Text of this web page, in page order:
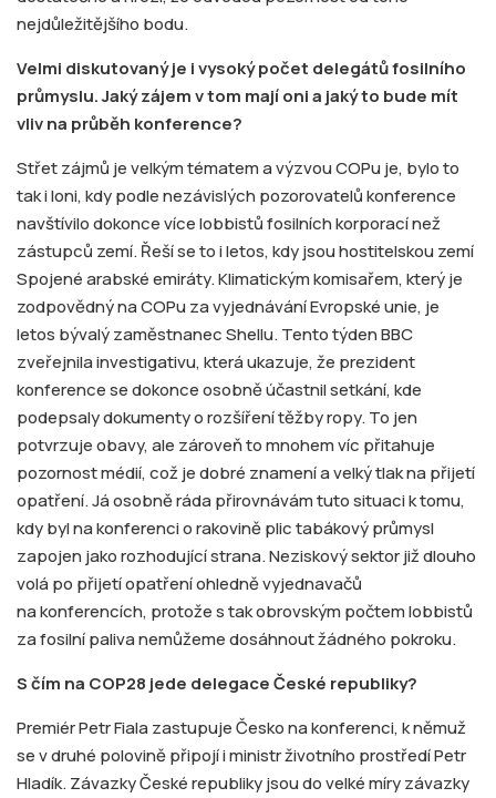
nejdůležitějšího bodu.
Velmi diskutovaný je i vysoký počet delegátů fosilního
průmyslu. Jaký zájem v tom mají oni a jaký to bude mít
vliv na průběh konference?
Střet zájmů je velkým tématem a výzvou COPu je, bylo to
tak i loni, kdy podle nezávislých pozorovatelů konference
navštívilo dokonce více lobbistů fosilních korporací než
zástupců zemí. Řeší se to i letos, kdy jsou hostitelskou zemí
Spojené arabské emiráty. Klimatickým komisařem, který je
zodpovědný na COPu za vyjednávání Evropské unie, je
letos bývalý zaměstnanec Shellu. Tento týden BBC
zveřejnila investigativu, která ukazuje, že prezident
konference se dokonce osobně účastnil setkání, kde
podepsaly dokumenty o rozšíření těžby ropy. To jen
potvrzuje obavy, ale zároveň to mnohem víc přitahuje
pozornost médií, což je dobré znamení a velký tlak na přijetí
opatření. Já osobně ráda přirovnávám tuto situaci k tomu,
kdy byl na konferenci o rakovině plic tabákový průmysl
zapojen jako rozhodující strana. Neziskový sektor již dlouho
volá po přijetí opatření ohledně vyjednavačů
na konferencích, protože s tak obrovským počtem lobbistů
za fosilní paliva nemůžeme dosáhnout žádného pokroku.
S čím na COP28 jede delegace České republiky?
Premiér Petr Fiala zastupuje Česko na konferenci, k němuž
se v druhé polovině připojí i ministr životního prostředí Petr
Hladík. Závazky České republiky jsou do velké míry závazky